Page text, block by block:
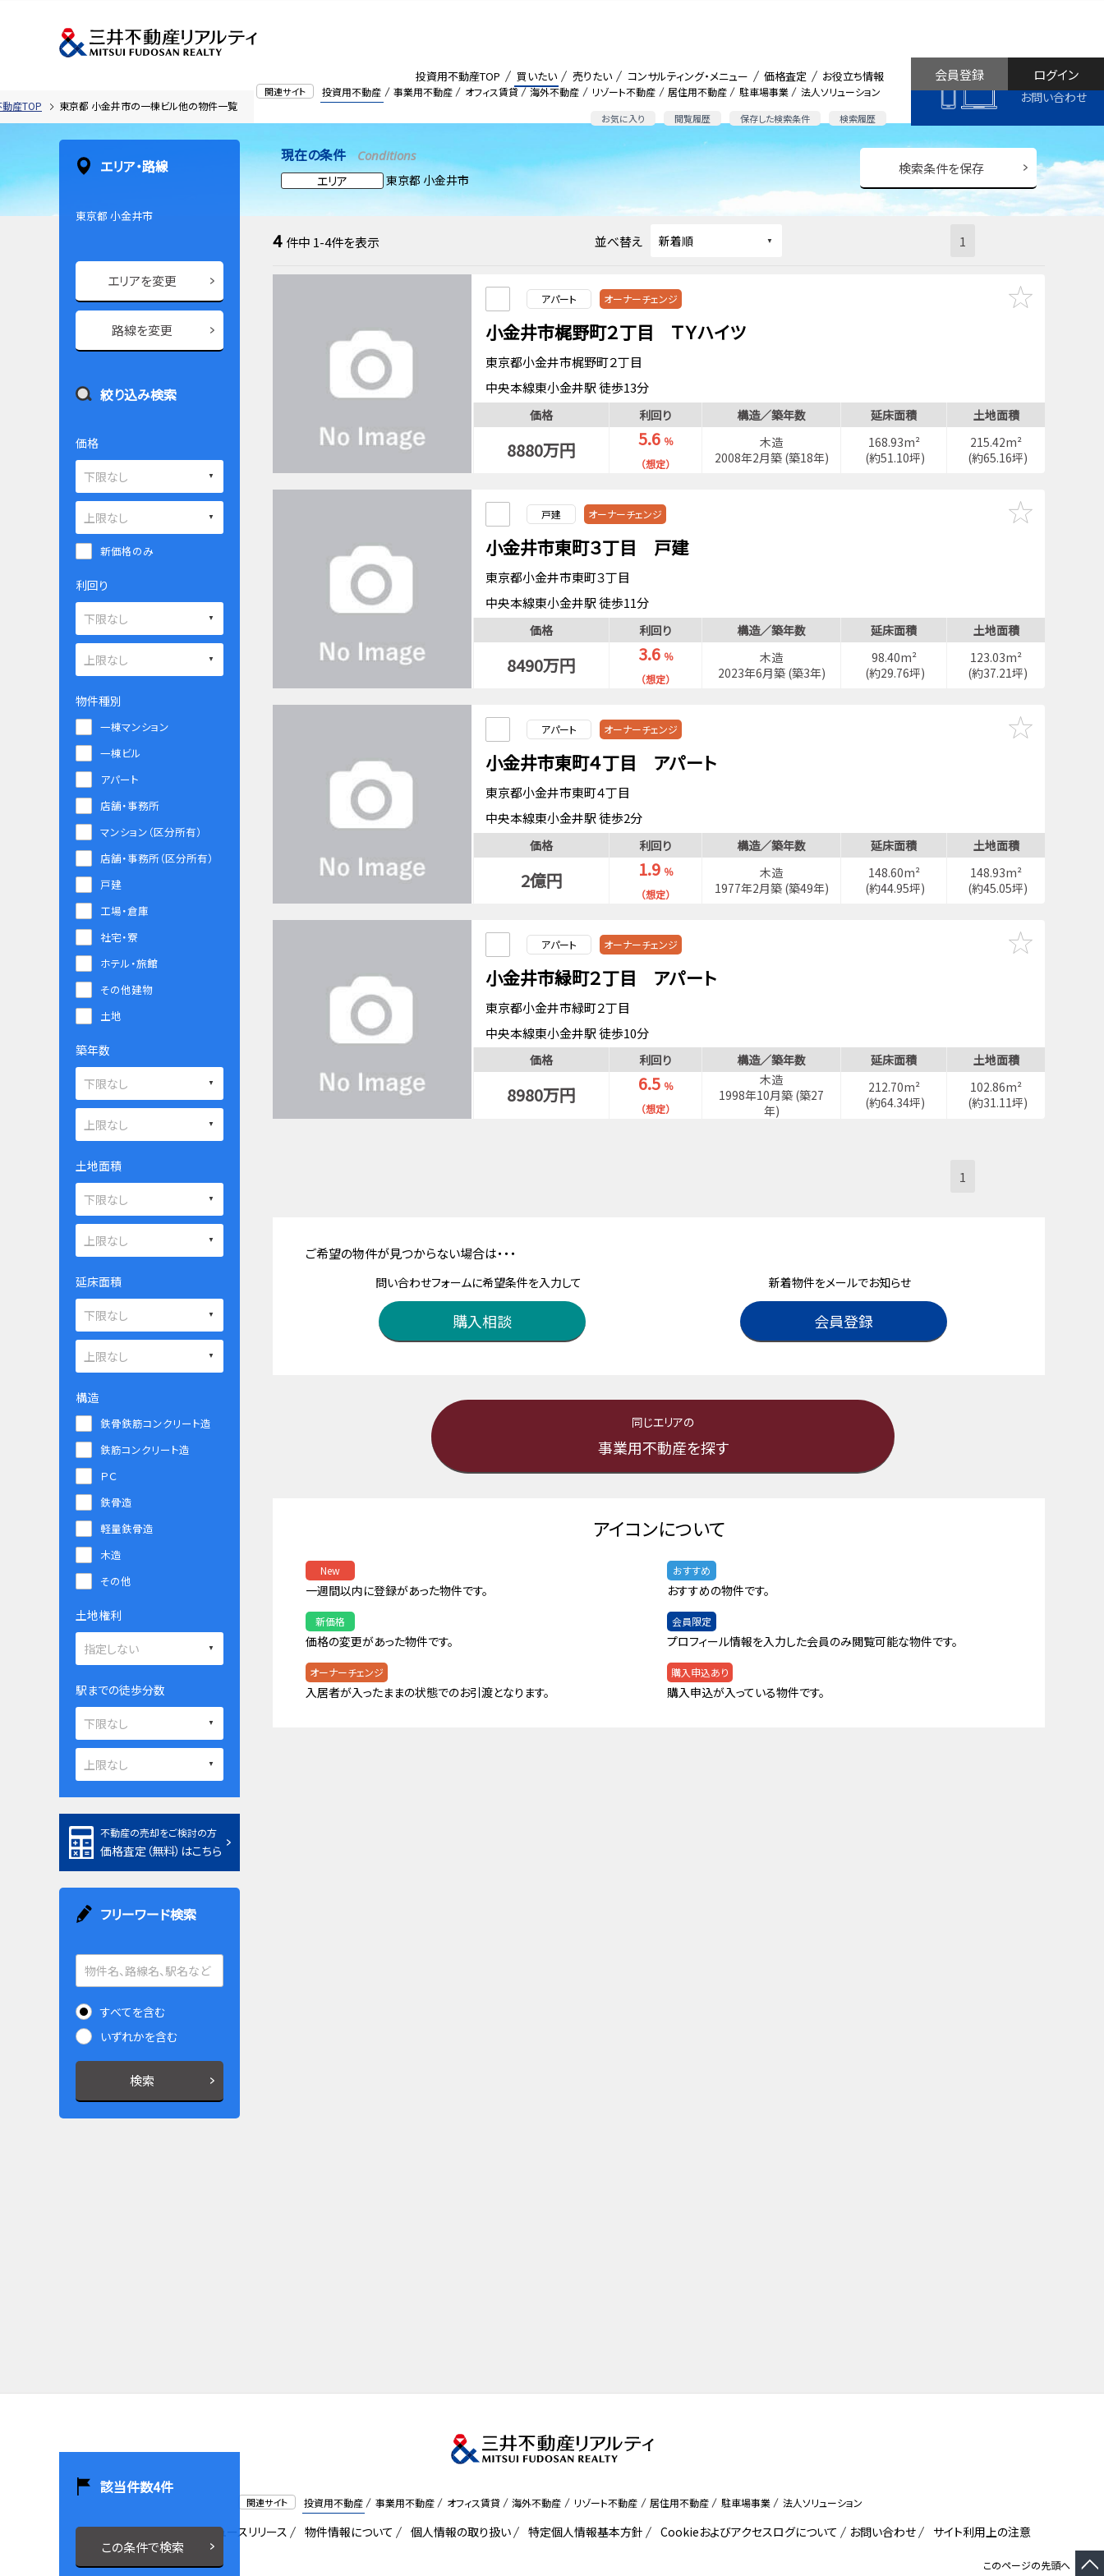
関連サイト 投資用不動産 事業用不動産 オフィス賃貸 海外不動産 リゾート不動産 居住用不動産 駐車場事業 法人ソリューション
お気に入り 閲覧履歴 保存した検索条件 検索履歴
投資用不動産TOP 買いたい 売りたい コンサルティング・メニュー 価格査定 お役立ち情報
お問い合わせ
ログイン
会員登録
産TOP 東京都 小金井市の一棟ビル他の物件一覧
現在の条件 Conditions
エリア
東京都 小金井市
検索条件を保存
4 件中 1-4件を表示 並べ替え 1
アパート オーナーチェンジ
小金井市梶野町２丁目 ＴＹハイツ
東京都小金井市梶野町２丁目
中央本線東小金井駅 徒歩13分
価格 利回り 構造／築年数 延床面積 土地面積
8880万円 5.6 ％
（想定）
木造
2008年2月築 (築18年)
168.93m²
(約51.10坪)
215.42m²
(約65.16坪)
戸建 オーナーチェンジ
小金井市東町３丁目 戸建
東京都小金井市東町３丁目
中央本線東小金井駅 徒歩11分
中央本線武蔵境駅 徒歩16分
価格 利回り 構造／築年数 延床面積 土地面積
8490万円 3.6 ％
（想定）
木造
2023年6月築 (築3年)
98.40m²
(約29.76坪)
123.03m²
(約37.21坪)
アパート オーナーチェンジ
小金井市東町４丁目 アパート
東京都小金井市東町４丁目
中央本線東小金井駅 徒歩2分
価格 利回り 構造／築年数 延床面積 土地面積
2億円 1.9 ％
（想定）
木造
1977年2月築 (築49年)
148.60m²
(約44.95坪)
148.93m²
(約45.05坪)
アパート オーナーチェンジ
小金井市緑町２丁目 アパート
東京都小金井市緑町２丁目
中央本線東小金井駅 徒歩10分
中央本線武蔵小金井駅 徒歩18分
価格 利回り 構造／築年数 延床面積 土地面積
8980万円 6.5 ％
（想定）
木造
1998年10月築 (築27
年)
212.70m²
(約64.34坪)
102.86m²
(約31.11坪)
1
ご希望の物件が見つからない場合は・・・
問い合わせフォームに希望条件を入力して
購入相談
新着物件をメールでお知らせ
会員登録
同じエリアの
事業用不動産を探す
アイコンについて
New
一週間以内に登録があった物件です。
おすすめ
おすすめの物件です。
新価格
価格の変更があった物件です。
会員限定
プロフィール情報を入力した会員のみ閲覧可能な物件です。
オーナーチェンジ
入居者が入ったままの状態でのお引渡となります。
購入申込あり
購入申込が入っている物件です。
エリア・路線
東京都 小金井市
エリアを変更
路線を変更
絞り込み検索
価格
新価格のみ
利回り
物件種別
一棟マンション
一棟ビル
アパート
店舗・事務所
マンション（区分所有）
店舗・事務所（区分所有）
戸建
工場・倉庫
社宅・寮
ホテル・旅館
その他建物
土地
築年数
土地面積
延床面積
構造
鉄骨鉄筋コンクリート造
鉄筋コンクリート造
ＰＣ
鉄骨造
軽量鉄骨造
木造
その他
土地権利
駅までの徒歩分数
該当件数4件
この条件で検索
不動産の売却をご検討の方
価格査定（無料）はこちら
フリーワード検索
すべてを含む
いずれかを含む
検索
このページの先頭へ
関連サイト 投資用不動産 事業用不動産 オフィス賃貸 海外不動産 リゾート不動産 居住用不動産 駐車場事業 法人ソリューション
会社概要 採用情報 ニュースリリース 物件情報について 個人情報の取り扱い 特定個人情報基本方針 Cookieおよびアクセスログについて お問い合わせ サイト利用上の注意